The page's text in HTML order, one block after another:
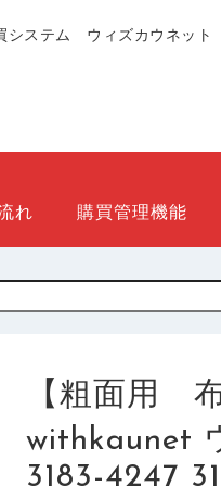
システム ウィズカウネット
れ 購買管理機能
【粗面用
withkaunet
3183-4247